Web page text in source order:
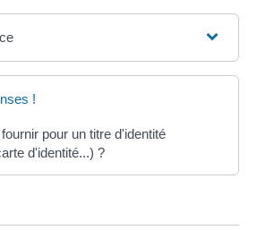
!
pour un titre d'identité
d'identité...) ?